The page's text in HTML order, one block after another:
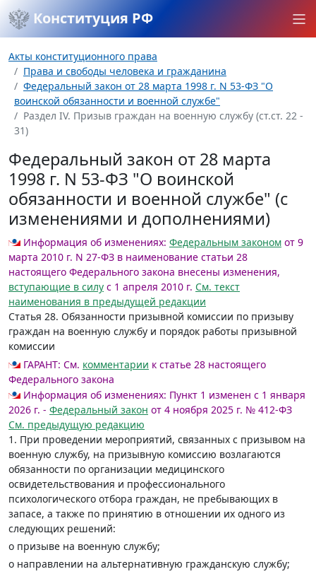
Конституция РФ
Акты конституционного права
Права и свободы человека и гражданина
Федеральный закон от 28 марта 1998 г. N 53-ФЗ "О
воинской обязанности и военной службе"
Раздел IV. Призыв граждан на военную службу (ст.ст. 22 -
31)
Федеральный закон от 28 марта
1998 г. N 53-ФЗ "О воинской
обязанности и военной службе" (с
изменениями и дополнениями)
Информация об изменениях: Федеральным законом от 9
марта 2010 г. N 27-ФЗ в наименование статьи 28
настоящего Федерального закона внесены изменения,
вступающие в силу с 1 апреля 2010 г. См. текст
наименования в предыдущей редакции
Статья 28. Обязанности призывной комиссии по призыву
граждан на военную службу и порядок работы призывной
комиссии
ГАРАНТ: См. комментарии к статье 28 настоящего
Федерального закона
Информация об изменениях: Пункт 1 изменен с 1 января
2026 г. - Федеральный закон от 4 ноября 2025 г. № 412-ФЗ
См. предыдущую редакцию
1. При проведении мероприятий, связанных с призывом на
военную службу, на призывную комиссию возлагаются
обязанности по организации медицинского
освидетельствования и профессионального
психологического отбора граждан, не пребывающих в
запасе, а также по принятию в отношении их одного из
следующих решений:
о призыве на военную службу;
о направлении на альтернативную гражданскую службу;